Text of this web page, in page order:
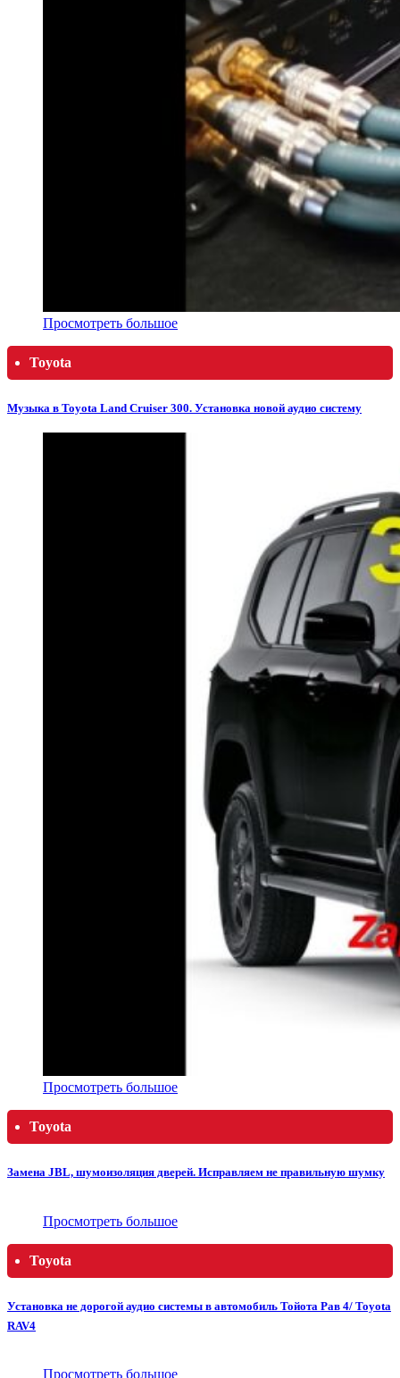
Просмотреть большое
Toyota
Музыка в Toyota Land Cruiser 300. Установка новой аудио систему
Просмотреть большое
Toyota
Замена JBL, шумоизоляция дверей. Исправляем не правильную шумку
Просмотреть большое
Toyota
Установка не дорогой аудио системы в автомобиль Тойота Рав 4/ Toyota
RAV4
Просмотреть большое